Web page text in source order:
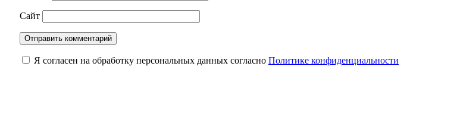
Сайт
Я согласен на обработку персональных данных согласно Политике конфиденциальности